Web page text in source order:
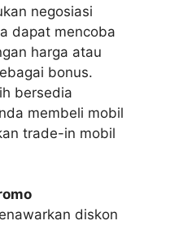
negosiasi
dapat mencoba
harga atau
bonus.
bersedia
membeli mobil
trade-in mobil
diskon